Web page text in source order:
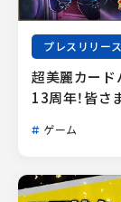
プレスリリース
超美麗カード
13周年！皆さ
ゲーム